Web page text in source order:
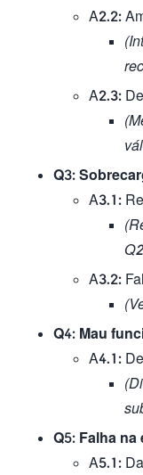
A2.2:
A2.3:
Q3:
A3.1:
A3.2:
Q4: Mau
A4.1:
Q5: Falha
A5.1: